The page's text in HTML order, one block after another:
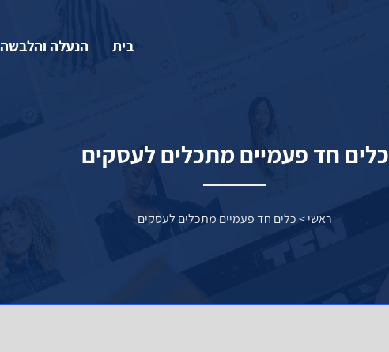
בית הנעלה והלבשה
כלים חד פעמיים מתכלים לעסקים
ראשי>כלים חד פעמיים מתכלים לעסקים